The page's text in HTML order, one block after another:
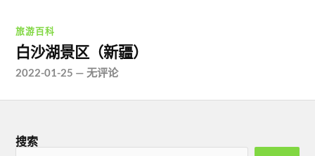
旅游百科
白沙湖景区（新疆）
2022-01-25 —无评论
搜索